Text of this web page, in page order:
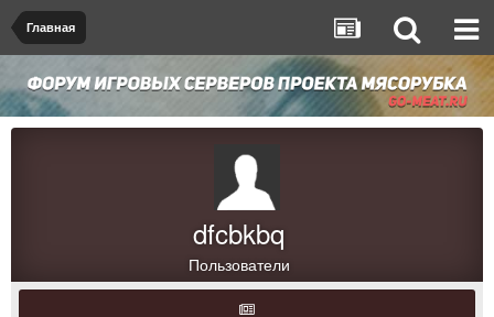
Главная
dfcbkbq
Пользователи